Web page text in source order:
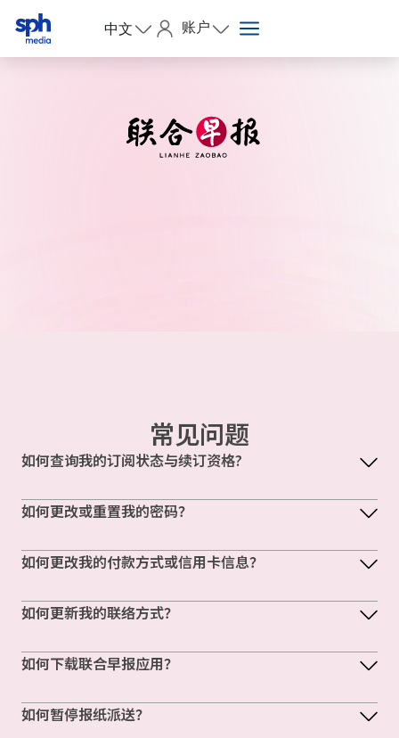
中文 账户
常见问题
如何查询我的订阅状态与续订资格?
如何更改或重置我的密码？
如何更改我的付款方式或信用卡信息？
如何更新我的联络方式？
如何下载联合早报应用？
如何暂停报纸派送？